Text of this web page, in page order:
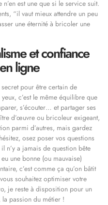
est une que si le service suit.
“il vaut mieux attendre un peu
une éternité à bricoler une
et confiance
ligne
pour être certain de
c’est le même équilibre que
s’écouter… et partager ses
d’œuvre ou bricoleur exigeant,
parmi d’autres, mais gardez
osez poser vos questions
n’y a jamais de question bête
une bonne (ou mauvaise)
c’est comme ça qu’on bâtit
souhaitez optimiser votre
je reste à disposition pour un
passion du métier !